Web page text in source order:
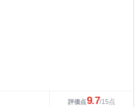
評価点9.7/15点